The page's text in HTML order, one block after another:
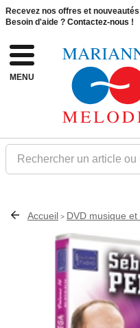
Recevez nos offres et nouveautés
Besoin d'aide ? Contactez-nous !
MENU
Rechercher un article ou
Accueil > DVD musique